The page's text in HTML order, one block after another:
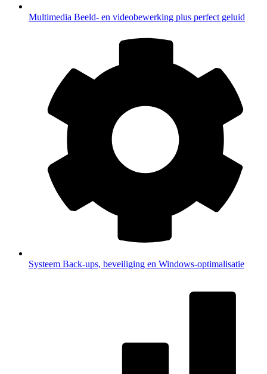
Multimedia Beeld- en videobewerking plus perfect geluid
Systeem Back-ups, beveiliging en Windows-optimalisatie